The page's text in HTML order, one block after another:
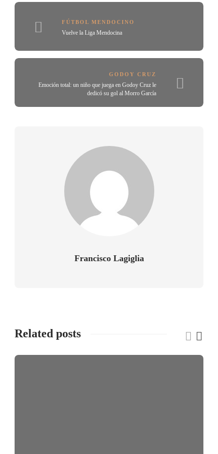
FÚTBOL MENDOCINO
Vuelve la Liga Mendocina
GODOY CRUZ
Emoción total: un niño que juega en Godoy Cruz le
dedicó su gol al Morro García
Francisco Lagiglia
Related posts